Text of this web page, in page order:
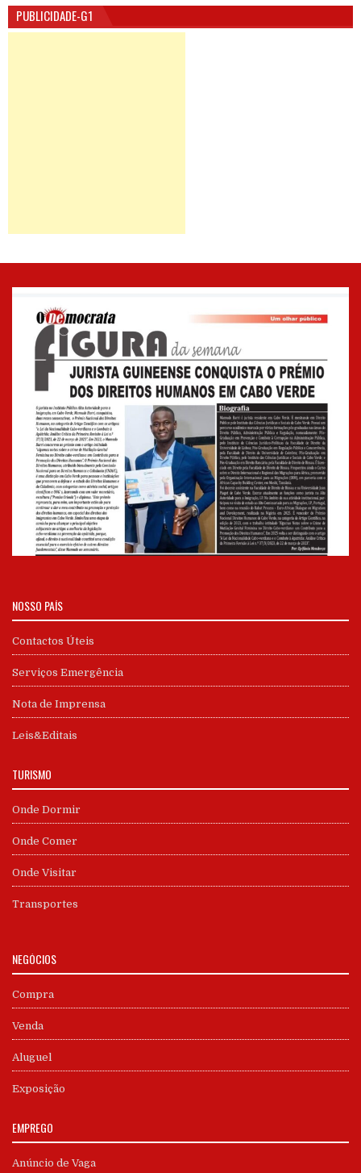
PUBLICIDADE-G1
NOSSO PAÍS
Contactos Úteis
Serviços Emergência
Nota de Imprensa
Leis&Editais
TURISMO
Onde Dormir
Onde Comer
Onde Visitar
Transportes
NEGÓCIOS
Compra
Venda
Aluguel
Exposição
EMPREGO
Anúncio de Vaga